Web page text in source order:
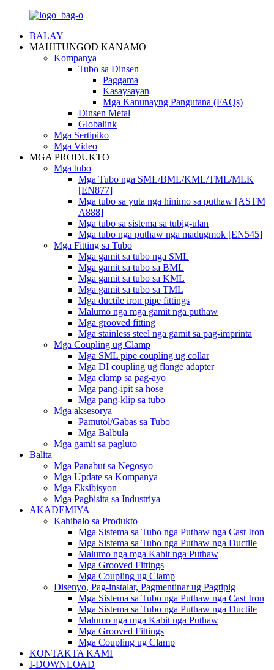
BALAY
MAHITUNGOD KANAMO
Kompanya
Tubo sa Dinsen
Paggama
Kasaysayan
Mga Kanunayng Pangutana (FAQs)
Dinsen Metal
Globalink
Mga Sertipiko
Mga Video
MGA PRODUKTO
Mga tubo
Mga Tubo nga SML/BML/KML/TML/MLK
[EN877]
Mga tubo sa yuta nga hinimo sa puthaw [ASTM
A888]
Mga tubo sa sistema sa tubig-ulan
Mga tubo nga puthaw nga madugmok [EN545]
Mga Fitting sa Tubo
Mga gamit sa tubo nga SML
Mga gamit sa tubo sa BML
Mga gamit sa tubo sa KML
Mga gamit sa tubo sa TML
Mga ductile iron pipe fittings
Malumo nga mga gamit nga puthaw
Mga grooved fitting
Mga stainless steel nga gamit sa pag-imprinta
Mga Coupling ug Clamp
Mga SML pipe coupling ug collar
Mga DI coupling ug flange adapter
Mga clamp sa pag-ayo
Mga pang-ipit sa hose
Mga pang-klip sa tubo
Mga aksesorya
Pamutol/Gabas sa Tubo
Mga Balbula
Mga gamit sa pagluto
Balita
Mga Panabut sa Negosyo
Mga Update sa Kompanya
Mga Eksibisyon
Mga Pagbisita sa Industriya
AKADEMIYA
Kahibalo sa Produkto
Mga Sistema sa Tubo nga Puthaw nga Cast Iron
Mga Sistema sa Tubo nga Puthaw nga Ductile
Malumo nga mga Kabit nga Puthaw
Mga Grooved Fittings
Mga Coupling ug Clamp
Disenyo, Pag-instalar, Pagmentinar ug Pagtipig
Mga Sistema sa Tubo nga Puthaw nga Cast Iron
Mga Sistema sa Tubo nga Puthaw nga Ductile
Malumo nga mga Kabit nga Puthaw
Mga Grooved Fittings
Mga Coupling ug Clamp
KONTAKTA KAMI
I-DOWNLOAD